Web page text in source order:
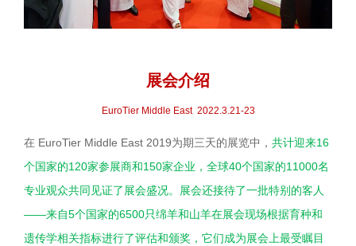
展会介绍
EuroTier Middle East 2022.3.21-23
在 EuroTier Middle East 2019为期三天的展览中， 共计迎来16
个国家的120家参展商和150家企业，全球40个国家的11000名
专业观众共同见证了展会盛况。展会还接待了一批特别的客人
——来自5个国家的6500只绵羊和山羊在展会现场根据育种和
遗传学相关指标进行了评估和颁奖，它们成为展会上最受瞩目